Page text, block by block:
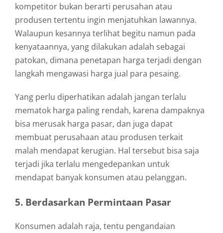
kompetitor bukan berarti perusahan atau
produsen tertentu ingin menjatuhkan lawannya.
Walaupun kesannya terlihat begitu namun pada
kenyataannya, yang dilakukan adalah sebagai
patokan, dimana penetapan harga terjadi dengan
langkah mengawasi harga jual para pesaing.
Yang perlu diperhatikan adalah jangan terlalu
mematok harga paling rendah, karena dampaknya
bisa merusak harga pasar, dan juga dapat
membuat perusahaan atau produsen terkait
malah mendapat kerugian. Hal tersebut bisa saja
terjadi jika terlalu mengedepankan untuk
mendapat banyak konsumen atau pelanggan.
5. Berdasarkan Permintaan Pasar
Konsumen adalah raja, tentu pengandaian